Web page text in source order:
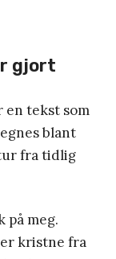
gjort
en tekst som
blant
fra tidlig
på meg.
kristne fra